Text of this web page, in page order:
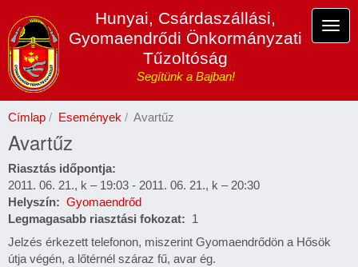
tartalomra
Hunyai, Csárdaszállási,
Gyomaendrődi Önkormányzati
Tűzoltóság
Segítünk a Bajban!
Címlap Események Avartűz
Avartűz
Riasztás időpontja
2011. 06. 21., k – 19:03 - 2011. 06. 21., k – 20:30
Helyszín
Gyomaendrőd
Legmagasabb riasztási fokozat
1
Jelzés érkezett telefonon, miszerint Gyomaendrődön a Hősök
útja végén, a lőtérnél száraz fű, avar ég.